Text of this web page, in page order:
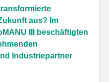
aus? Im
III beschäftigten
Industriepartner